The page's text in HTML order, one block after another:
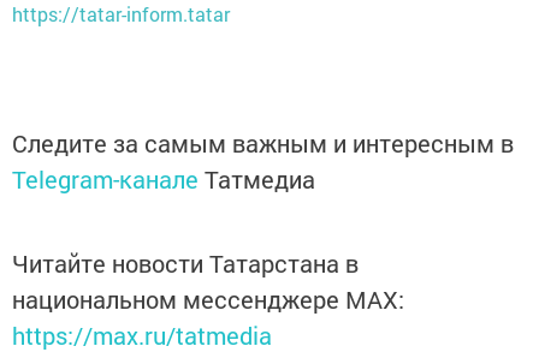
https://tatar-inform.tatar
Следите за самым важным и интересным в
Telegram-канале Татмедиа
Читайте новости Татарстана в
национальном мессенджере MАХ:
https://max.ru/tatmedia